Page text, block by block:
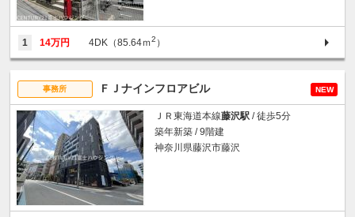
1 14万円 4DK（85.64ｍ2 ）
事務所 ＦＪナインフロアビル NEW
ＪＲ東海道本線藤沢駅 / 徒歩5分
築年新築 / 9階建
神奈川県藤沢市藤沢